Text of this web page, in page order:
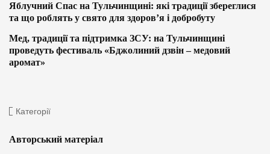
Яблучний Спас на Тульчинщині: які традиції збереглися
та що роблять у свято для здоров’я і добробуту
Мед, традиції та підтримка ЗСУ: на Тульчинщині
проведуть фестиваль «Бджолиний дзвін – медовий
аромат»
Категорії
Авторський матеріал